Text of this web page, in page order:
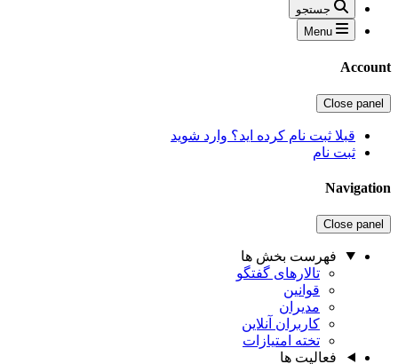
جستجو
Menu
Account
Close panel
قبلا ثبت نام کرده اید؟ وارد شوید
ثبت نام
Navigation
Close panel
فهرست بخش ها
تالارهای گفتگو
قوانین
مدیران
کاربران آنلاین
تخته امتیازات
فعالیت ها